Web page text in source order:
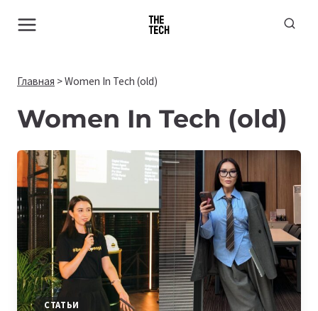
Главная >Women In Tech (old)
Women In Tech (old)
СТАТЬИ